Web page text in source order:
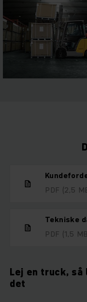
PDF (2,5
Tekniske
PDF (1,5
Lej en truck,
det